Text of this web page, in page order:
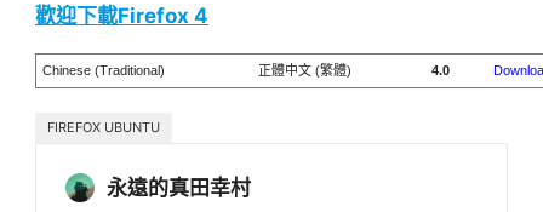
歡迎下載Firefox 4
Chinese (Traditional) 正體中文 (繁體) 4.0
FIREFOX UBUNTU
永遠的真田幸村